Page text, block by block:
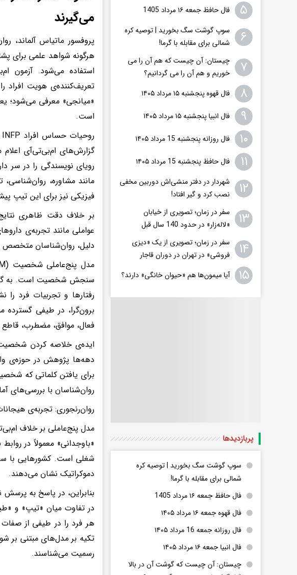
می‌گیرند
پروفسور ماتیاس آلماند،
هرگونه شواهد علمی برای
استفاده می‌شود. آزمون
«میانجی» معرفی می‌شود؛
است.
رویای نویسندگی را در سر
مانند مشاوره،
فیزیکی نیز برای این تیپ
بر خلاف دقت ظاهری
عواملی مانند تجربه‌ی
دلیل، روان‌شناسان متخصص
سنجش شخصیت است. به
رفتارها و تجربیات فرد
برون‌گرا، در طیفی
فعال، موافق، مضطرب،
ایده‌ی خلاصه کردن شخصیت
برای یافتن کلماتی که
روان‌شناسان با بررسی‌های
روان‌رنجوری: تجربه‌ی
مدل پنج‌عاملی بر خلاف
«باوجدانی» معمولاً در
شغلی است. کشورهایی با
دموکراتیک نشان می‌دهند.
بنابراین، در پاسخ به
هر فرد را در طیفی از
تکیه بر مدل‌های مبتنی بر
رسمیت می‌شناسند.
۵ فال حافظ جمعه ۱۶ مرداد 1405
۶
سوپ گوشت سگ بخورید | توصیه کره
شمالی برای مقابله با گرما!
۷
چیستان: آن چیست که هم آن را می
خوریم و هم آن را می گردانیم؟
۸ فال قهوه پنجشنبه ۱۵ مرداد ۱۴۰۵
۹ فال انبیا پنجشنبه ۱۵ مرداد ۱۴۰۵
۱۰ فال روزانه پنجشنبه 15 مرداد ۱۴۰۵
۱۱ فال حافظ پنجشنبه 15 مرداد ۱۴۰۵
۱۲
شهردار در دفتر منشی‌اش دوربین مخفی
نصب کرد و گیر افتاد!
۱۳
سفر در زمان؛ تصویری از خیابان
«لاله‌زار» در حدود 140 سال قبل
۱۴
سفر در زمان؛ تصویری از یک «دیزی
فروشی» در تهران در دوران قاجار
۱۵ آیا میمون‌ها هم «حیوان خانگی» دارند؟
پربازدید‌ها
سوپ گوشت سگ بخورید | توصیه کره
شمالی برای مقابله با گرما!
فال حافظ جمعه ۱۶ مرداد 1405
فال قهوه جمعه ۱۶ مرداد ۱۴۰۵
فال روزانه جمعه 16 مرداد ۱۴۰۵
فال انبیا جمعه ۱۶ مرداد ۱۴۰۵
چیستان: آن چیست که گوشت آن در بالا